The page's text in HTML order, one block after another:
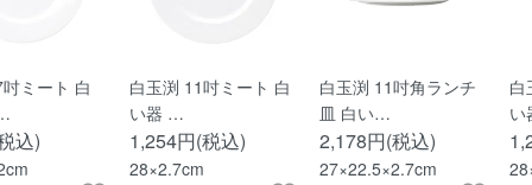
ミート 白
込)
白玉渕 11吋ミート 白
い器 …
1,254円(税込)
28×2.7cm
白玉渕 11吋角ランチ
皿 白い…
2,178円(税込)
27×22.5×2.7cm
白